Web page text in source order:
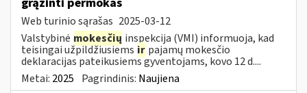
Web turinio sąrašas 2025-03-12
Valstybinė mokesčių inspekcija (VMI) informuoja, kad
teisingai užpildžiusiems ir pajamų mokesčio
deklaracijas pateikusiems gyventojams, kovo 12 d....
Metai: 2025 Pagrindinis: Naujiena